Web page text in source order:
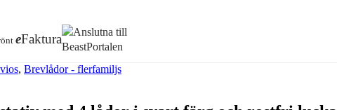
eFaktura
, Brevlådor - flerfamiljs